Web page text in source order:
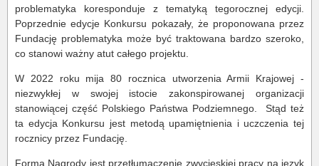
problematyka koresponduje z tematyką tegorocznej edycji.
Poprzednie edycje Konkursu pokazały, że proponowana przez
Fundację problematyka może być traktowana bardzo szeroko,
co stanowi ważny atut całego projektu.
W 2022 roku mija 80 rocznica utworzenia Armii Krajowej -
niezwykłej w swojej istocie zakonspirowanej organizacji
stanowiącej część Polskiego Państwa Podziemnego. Stąd też
ta edycja Konkursu jest metodą upamiętnienia i uczczenia tej
rocznicy przez Fundację.
Formą Nagrody jest przetłumaczenie zwycięskiej pracy na język